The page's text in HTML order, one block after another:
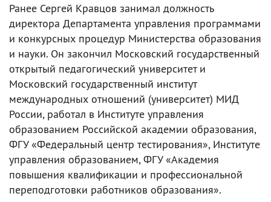
Ранее Сергей Кравцов занимал должность
директора Департамента управления программами
и конкурсных процедур Министерства образования
и науки. Он закончил Московский государственный
открытый педагогический университет и
Московский государственный институт
международных отношений (университет) МИД
России, работал в Институте управления
образованием Российской академии образования,
ФГУ «Федеральный центр тестирования», Институте
управления образованием, ФГУ «Академия
повышения квалификации и профессиональной
переподготовки работников образования».